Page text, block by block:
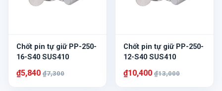
Chốt pin tự giữ PP-250-
16-S40 SUS410
₫5,840 ₫7,300
Chốt pin tự giữ PP-250-
12-S40 SUS410
₫10,400 ₫13,000